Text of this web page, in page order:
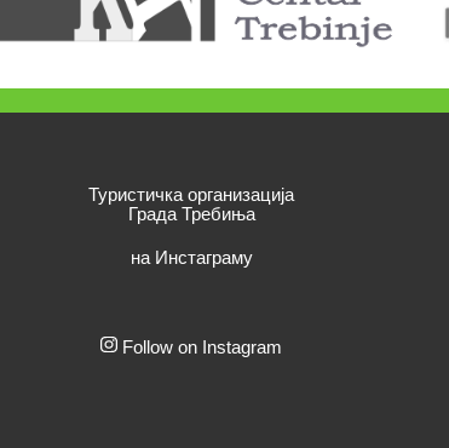
Туристичка организација
Града Требиња
на Инстаграму
Follow on Instagram